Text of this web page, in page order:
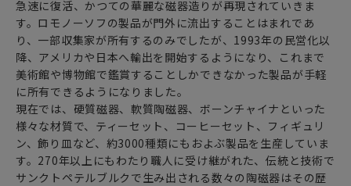
ふんだんに金彩で彩られたティーセット達で美味しいロシア
ケーキと共に
西欧とは異なるルーツを持つ国・ロシアのお茶文化とその歴
史に
触れてみてはいかがでしょうか。
存在感のあるおしゃれな雑貨（置物／オブジェ）としても
インテリア空間に上質で華やかな雰囲気をプラスしてくれま
す。
急速に復活、かつての華麗な磁器造りが再現されていきま
す。ロモノーソフの製品が門外に流出することはまれであ
り、一部収集家が所有するのみでしたが、1993年の民営化以
降、アメリカや日本へ輸出を開始するようになり、これまで
美術館や博物館で鑑賞することしかできなかった製品が手軽
に所有できるようになりました。
現在では、硬質磁器、軟質陶磁器、ボーンチャイナといった
様々な材質で、ティーセット、コーヒーセット、フィギュリ
ン、飾り皿など、約3000種類にもおよぶ製品を生産していま
す。270年以上にもわたり職人に受け継がれた、伝統と技術で
サンクトペテルブルクで生み出される数々の陶磁器はその歴